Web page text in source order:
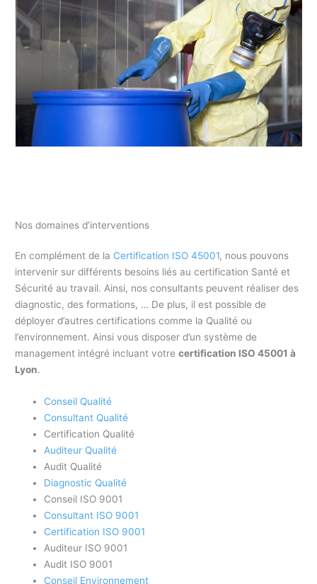
Nos domaines d’interventions
En complément de la Certification ISO 45001, nous pouvons
intervenir sur différents besoins liés au certification Santé et
Sécurité au travail. Ainsi, nos consultants peuvent réaliser des
diagnostic, des formations, … De plus, il est possible de
déployer d’autres certifications comme la Qualité ou
l’environnement. Ainsi vous disposer d’un système de
management intégré incluant votrecertification ISO 45001 à
Lyon.
Conseil Qualité
Consultant Qualité
Certification Qualité
Auditeur Qualité
Audit Qualité
Diagnostic Qualité
Conseil ISO 9001
Consultant ISO 9001
Certification ISO 9001
Auditeur ISO 9001
Audit ISO 9001
Conseil Environnement